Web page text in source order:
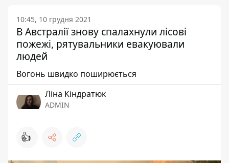
10:45, 10 грудня 2021
В Австралії знову спалахнули лісові
пожежі, рятувальники евакуювали
людей
Вогонь швидко поширюється
Ліна Кіндратюк
ADMIN
👍